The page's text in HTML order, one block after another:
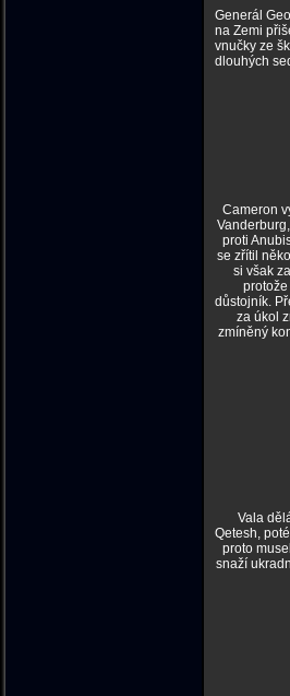
Generál
na Zemi
vnučky ze
dlouhých
Cameron
proti
se zřítil
si však
důstojník.
za úkol
zmíněný
Vala
Qetesh,
proto
snaží